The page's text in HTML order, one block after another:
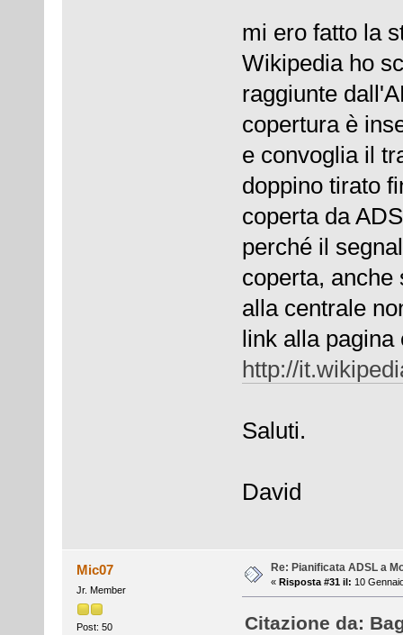
mi ero fatto la
Wikipedia ho
raggiunte
copertura è
e convoglia il
doppino tirato
coperta da
perché il
coperta, anche
alla centrale
link alla pagina
http://
Saluti.
David
Mic07
Jr. Member
Post: 50
Re: Pianificata ADSL a
« Risposta #31 il: 10
Citazione da: